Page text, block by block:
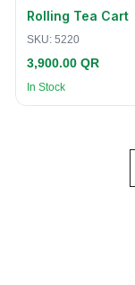
Rolling Tea Cart
SKU: 5220
3,900.00 QR
In Stock